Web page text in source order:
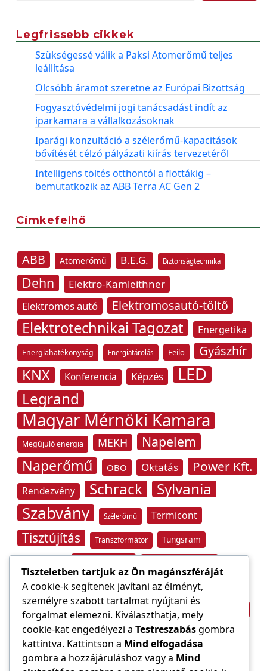
Legfrissebb cikkek
Szükségessé válik a Paksi Atomerőmű teljes
leállítása
Olcsóbb áramot szeretne az Európai Bizottság
Fogyasztóvédelmi jogi tanácsadást indít az
iparkamara a vállalkozásoknak
Iparági konzultáció a szélerőmű-kapacitások
bővítését célzó pályázati kiírás tervezetéről
Intelligens töltés otthontól a flottákig –
bemutatkozik az ABB Terra AC Gen 2
Címkefelhő
ABB Atomerőmű B.E.G. Biztonságtechnika
Dehn
Elektro-Kamleithner
Elektromos autó
Elektromosautó-töltő
Elektrotechnikai Tagozat Energetika
Energiahatékonyság Energiatárolás Feilo Gyászhír
KNX Konferencia Képzés LED
Legrand
Magyar Mérnöki Kamara
Megújuló energia MEKH Napelem
Naperőmű OBO Oktatás Power Kft.
Rendezvény Schrack Sylvania
Szabvány Szélerőmű Termicont
Tisztújítás Transzformátor Tungsram
Villámvédelem
Világítástechnika Áramfogyasztás
Áramszolgáltató Építőipar átviteli hálózat
Tiszteletben tartjuk az Ön magánszféráját
A cookie-k segítenek javítani az élményt,
személyre szabott tartalmat nyújtani és
forgalmat elemezni. Kiválaszthatja, mely
cookie-kat engedélyezi a Testreszabásgombra
kattintva. Kattintson a Mind elfogadása
gombra a hozzájáruláshoz vagy a Mind